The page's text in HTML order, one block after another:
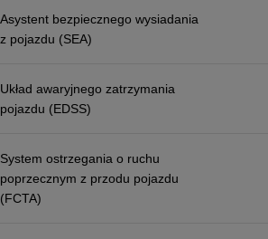
Asystent bezpiecznego wysiadania
z pojazdu (SEA)
Układ awaryjnego zatrzymania
pojazdu (EDSS)
System ostrzegania o ruchu
poprzecznym z przodu pojazdu
(FCTA)